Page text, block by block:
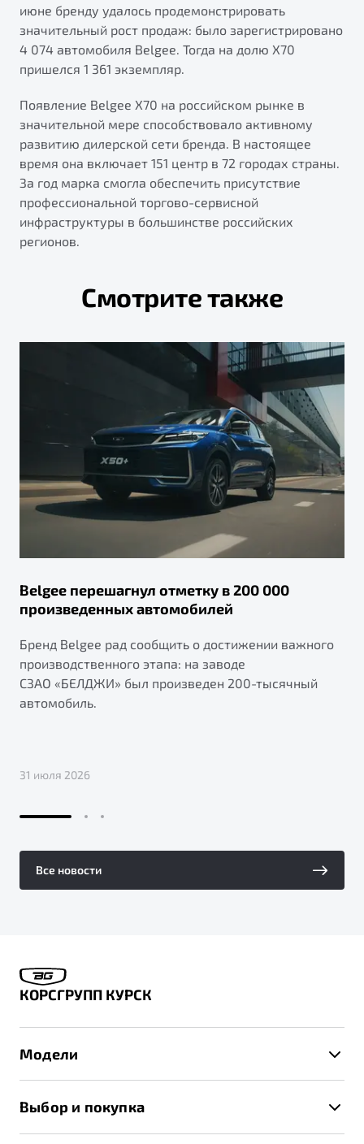
июне бренду удалось продемонстрировать
значительный рост продаж: было зарегистрировано
4 074 автомобиля Belgee. Тогда на долю X70
пришелся 1 361 экземпляр.
Появление Belgee X70 на российском рынке в
значительной мере способствовало активному
развитию дилерской сети бренда. В настоящее
время она включает 151 центр в 72 городах страны.
За год марка смогла обеспечить присутствие
профессиональной торгово-сервисной
инфраструктуры в большинстве российских
регионов.
Смотрите также
Belgee перешагнул отметку в 200 000
произведенных автомобилей
Бренд Belgee рад сообщить о достижении важного
производственного этапа: на заводе
СЗАО «БЕЛДЖИ» был произведен 200-тысячный
автомобиль.
31 июля 2026
Все новости
КОРСГРУПП КУРСК
Модели
Выбор и покупка